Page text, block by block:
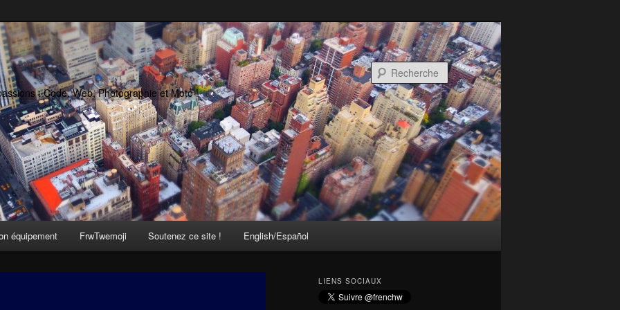
: Code, Web, Photographie et Moto !
Recherche
équipement FrwTwemoji Soutenez ce site ! English/Español
LIENS SOCIAUX